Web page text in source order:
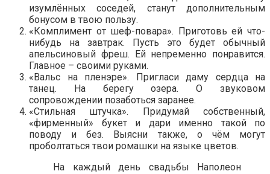
изумлённых соседей, станут дополнительным
бонусом в твою пользу.
«Комплимент от шеф-повара». Приготовь ей что-
нибудь на завтрак. Пусть это будет обычный
апельсиновый фреш. Ей непременно понравится.
Главное – своими руками.
«Вальс на пленэре». Пригласи даму сердца на
танец. На берегу озера. О звуковом
сопровождении позаботься заранее.
«Стильная штучка». Придумай собственный,
«фирменный» букет и дари именно такой по
поводу и без. Выясни также, о чём могут
проболтаться твои ромашки на языке цветов.
На каждый день свадьбы Наполеон